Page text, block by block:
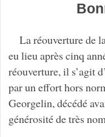
La réouverture de
eu lieu après cinq
réouverture, il s’agit
par un effort hors
Georgelin, décédé
générosité de très